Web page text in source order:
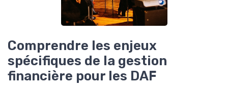
Comprendre les enjeux
spécifiques de la gestion
financière pour les DAF